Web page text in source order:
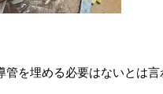
管を埋める必要はないとは